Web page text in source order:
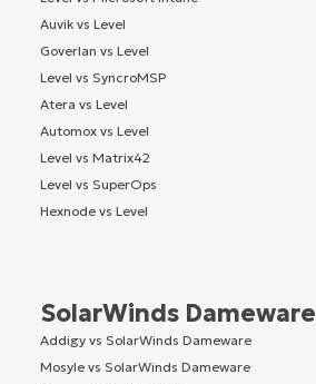
Auvik vs Level
Goverlan vs Level
Level vs SyncroMSP
Atera vs Level
Automox vs Level
Level vs Matrix42
Level vs SuperOps
Hexnode vs Level
SolarWinds Dameware
Addigy vs SolarWinds Dameware
Mosyle vs SolarWinds Dameware